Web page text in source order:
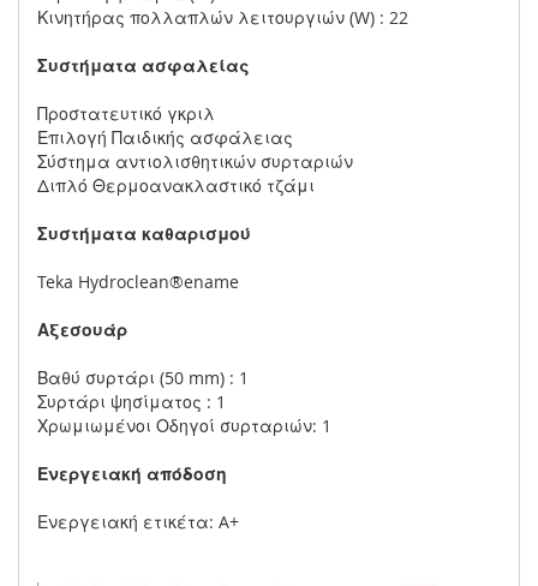
Κινητήρας πολλαπλών λειτουργιών (W) : 22
Συστήματα ασφαλείας
Προστατευτικό γκριλ
Επιλογή Παιδικής ασφάλειας
Σύστημα αντιολισθητικών συρταριών
Διπλό Θερμοανακλαστικό τζάμι
Συστήματα καθαρισμού
Teka Hydroclean®ename
Αξεσουάρ
Βαθύ συρτάρι (50 mm) : 1
Συρτάρι ψησίματος : 1
Χρωμιωμένοι Οδηγοί συρταριών: 1
Ενεργειακή απόδοση
Ενεργειακή ετικέτα: A+